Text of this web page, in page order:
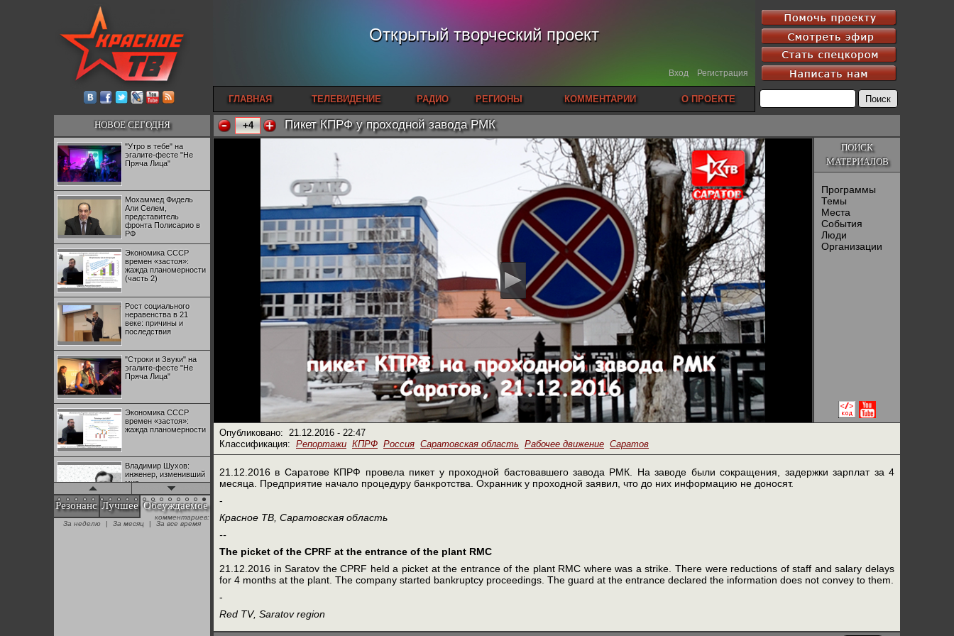
Открытый творческий проект
Вход Регистрация
ГЛАВНАЯ ТЕЛЕВИДЕНИЕ РАДИО РЕГИОНЫ КОММЕНТАРИИ О ПРОЕКТЕ
НОВОЕ СЕГОДНЯ
"Утро в тебе" на
эгалите-фесте "Не
Пряча Лица"
Мохаммед Фидель
Али Селем,
представитель
фронта Полисарио в
РФ
Экономика СССР
времен «застоя»:
жажда планомерности
(часть 2)
Рост социального
неравенства в 21
веке: причины и
последствия
"Строки и Звуки" на
эгалите-фесте "Не
Пряча Лица"
Экономика СССР
времен «застоя»:
жажда планомерности
Владимир Шухов:
инженер, изменивший
мир
"Аркадий Коц" на
эгалите-фесте "Не
Резонанс Лучшее Обсуждаемое
комментариев:
За неделю
| За месяц | За все время
+4 Пикет КПРФ у проходной завода РМК
ПОИСК
МАТЕРИАЛОВ
Программы
Темы
Места
События
Люди
Организации
Опубликовано: 21.12.2016 - 22:47
Классификация: Репортажи КПРФ Россия Саратовская область Рабочее движение Саратов
21.12.2016 в Саратове КПРФ провела пикет у проходной бастовавшего завода РМК. На заводе были сокращения, задержки зарплат за 4
месяца. Предприятие начало процедуру банкротства. Охранник у проходной заявил, что до них информацию не доносят.
-
Красное ТВ Саратовская область
--
The picket of the CPRF at the entrance of the plant RMC
21.12.2016 in Saratov the CPRF held a picket at the entrance of the plant RMC where was a strike. There were reductions of staff and salary delays
for 4 months at the plant. The company started bankruptcy proceedings. The guard at the entrance declared the information does not convey to them.
-
Red TV, Saratov region